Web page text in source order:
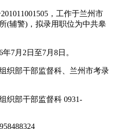
，工作于兰州市
(辅警)，拟录用职位为中共皋
7月2日至7月8日。
部干部监督科、兰州市考录
部干部监督科 0931-